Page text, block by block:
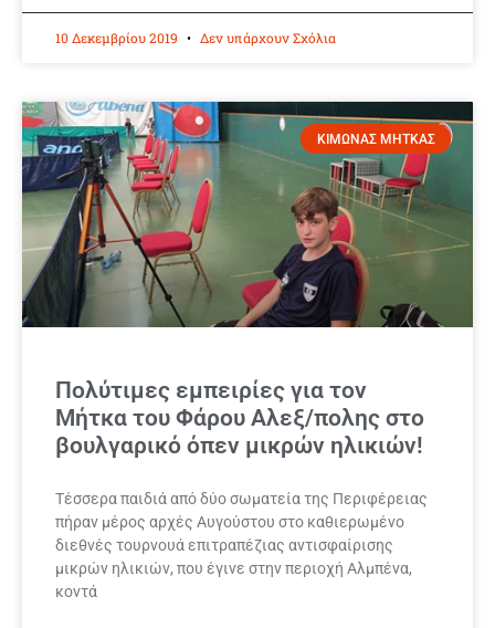
10 Δεκεμβρίου 2019 Δεν υπάρχουν Σχόλια
ΚΙΜΩΝΑΣ ΜΗΤΚΑΣ
Πολύτιμες εμπειρίες για τον
Μήτκα του Φάρου Αλεξ/πολης στο
βουλγαρικό όπεν μικρών ηλικιών!
Τέσσερα παιδιά από δύο σωματεία της Περιφέρειας
πήραν μέρος αρχές Αυγούστου στο καθιερωμένο
διεθνές τουρνουά επιτραπέζιας αντισφαίρισης
μικρών ηλικιών, που έγινε στην περιοχή Αλμπένα,
κοντά